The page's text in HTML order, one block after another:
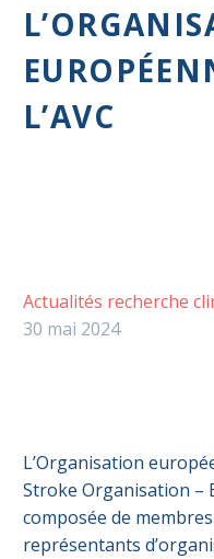
L’AVC
Actualités recherche
30 mai 2024
L’Organisation
Stroke Organisation –
composée de
représentants